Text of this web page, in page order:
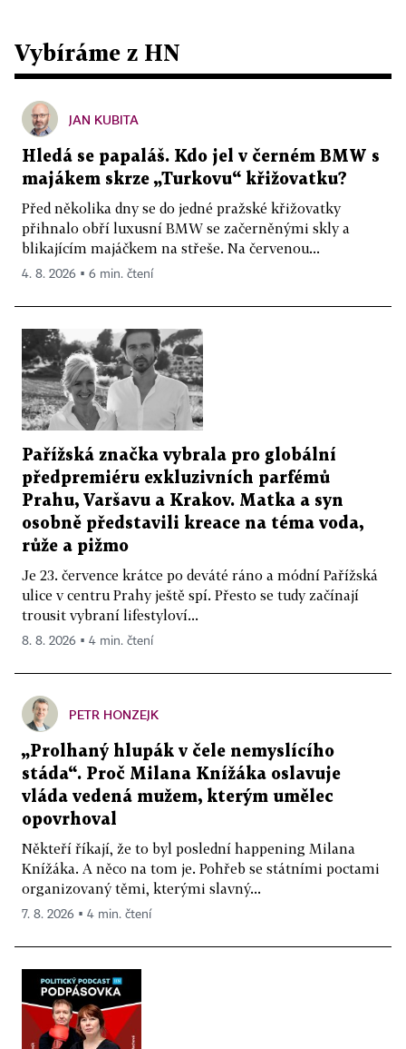
Vybíráme z HN
JAN KUBITA
Hledá se papaláš. Kdo jel v černém BMW s
majákem skrze „Turkovu“ křižovatku?
Před několika dny se do jedné pražské křižovatky
přihnalo obří luxusní BMW se začerněnými skly a
blikajícím majáčkem na střeše. Na červenou...
4. 8. 2026 ▪ 6 min. čtení
Pařížská značka vybrala pro globální
předpremiéru exkluzivních parfémů
Prahu, Varšavu a Krakov. Matka a syn
osobně představili kreace na téma voda,
růže a pižmo
Je 23. července krátce po deváté ráno a módní Pařížská
ulice v centru Prahy ještě spí. Přesto se tudy začínají
trousit vybraní lifestyloví...
8. 8. 2026 ▪ 4 min. čtení
PETR HONZEJK
„Prolhaný hlupák v čele nemyslícího
stáda“. Proč Milana Knížáka oslavuje
vláda vedená mužem, kterým umělec
opovrhoval
Někteří říkají, že to byl poslední happening Milana
Knížáka. A něco na tom je. Pohřeb se státními poctami
organizovaný těmi, kterými slavný...
7. 8. 2026 ▪ 4 min. čtení